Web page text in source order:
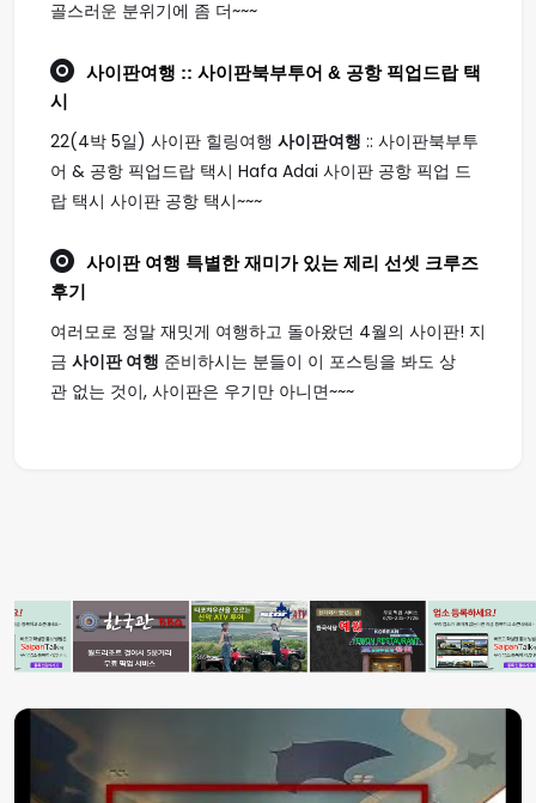
골스러운 분위기에 좀 더~~~
사이판여행 :: 사이판북부투어 & 공항 픽업드랍 택
시
22(4박 5일) 사이판 힐링여행 사이판여행 :: 사이판북부투
어 & 공항 픽업드랍 택시 Hafa Adai 사이판 공항 픽업 드
랍 택시 사이판 공항 택시~~~
사이판 여행 특별한 재미가 있는 제리 선셋 크루즈
후기
여러모로 정말 재밋게 여행하고 돌아왔던 4월의 사이판! 지
금 사이판 여행 준비하시는 분들이 이 포스팅을 봐도 상
관 없는 것이, 사이판은 우기만 아니면~~~